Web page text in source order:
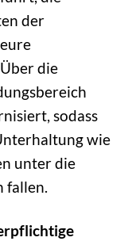
der
die
sodass
wie
unter die
fallen.